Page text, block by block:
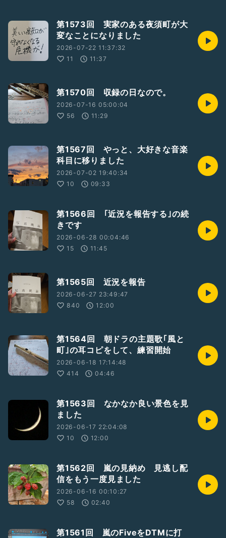
第1573回 実家のある夜須町が大
変なことになりました
2026-07-22 11:37:32
11
11:37
第1570回 収録の日なので。
2026-07-16 05:00:04
56
11:29
第1567回 やっと、大好きな音楽
科目に移りました
2026-07-02 19:40:34
10
09:33
第1566回 ｢近況を報告する｣の続
きです
2026-06-28 00:04:46
15
11:45
第1565回 近況を報告
2026-06-27 23:49:47
840
12:00
第1564回 朝ドラの主題歌｢風と
町｣の耳コピをして、練習開始
2026-06-18 17:14:48
414
04:46
第1563回 なかなか良い景色を見
ました
2026-06-17 22:04:08
10
12:00
第1562回 嵐の見納め 見逃し配
信をもう一度見ました
2026-06-16 00:10:27
58
02:40
第1561回 嵐のFiveをDTMに打